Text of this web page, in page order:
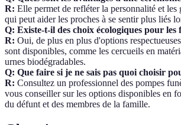
R: Elle permet de refléter la personnalité et les
qui peut aider les proches à se sentir plus liés
Q: Existe-t-il des choix écologiques pour les
R: Oui, de plus en plus d'options
sont disponibles, comme les cercueils en
urnes biodégradables.
Q: Que faire si je ne sais pas quoi choisir
R: Consultez un professionnel des pompes
vous conseiller sur les options disponibles en
du défunt et des membres de la famille.